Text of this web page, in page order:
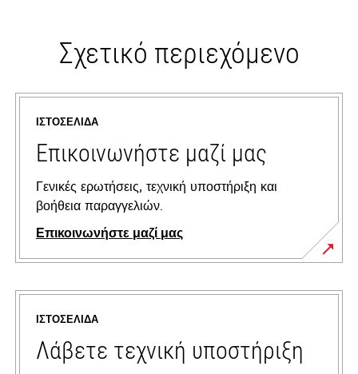
Σχετικό περιεχόμενο
ΙΣΤΟΣΕΛΊΔΑ
Επικοινωνήστε μαζί μας
Γενικές ερωτήσεις, τεχνική υποστήριξη και
βοήθεια παραγγελιών.
Επικοινωνήστε μαζί μας
ΙΣΤΟΣΕΛΊΔΑ
Λάβετε τεχνική υποστήριξη